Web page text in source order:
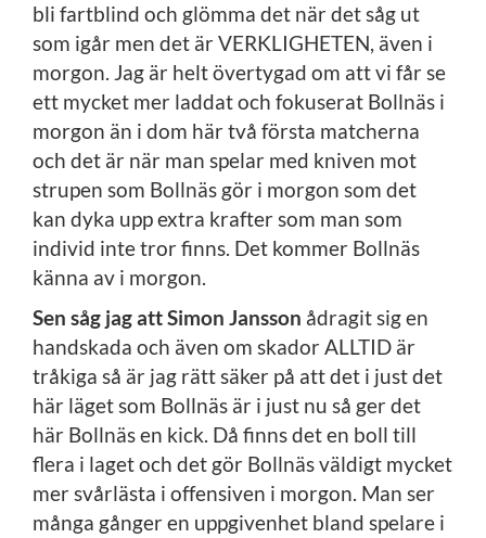
bli fartblind och glömma det när det såg ut
som igår men det är VERKLIGHETEN, även i
morgon. Jag är helt övertygad om att vi får se
ett mycket mer laddat och fokuserat Bollnäs i
morgon än i dom här två första matcherna
och det är när man spelar med kniven mot
strupen som Bollnäs gör i morgon som det
kan dyka upp extra krafter som man som
individ inte tror finns. Det kommer Bollnäs
känna av i morgon.
Sen såg jag att Simon Jansson ådragit sig en
handskada och även om skador ALLTID är
tråkiga så är jag rätt säker på att det i just det
här läget som Bollnäs är i just nu så ger det
här Bollnäs en kick. Då finns det en boll till
flera i laget och det gör Bollnäs väldigt mycket
mer svårlästa i offensiven i morgon. Man ser
många gånger en uppgivenhet bland spelare i